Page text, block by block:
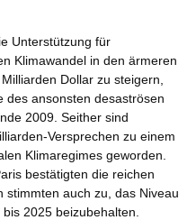
Unterstützung für
Klimawandel in den ärmeren
Dollar zu steigern,
des ansonsten desaströsen
2009. Seither sind
Versprechen zu einem
Klimaregimes geworden.
bestätigten die reichen
stimmten auch zu, das Niveau
2025 beizubehalten.